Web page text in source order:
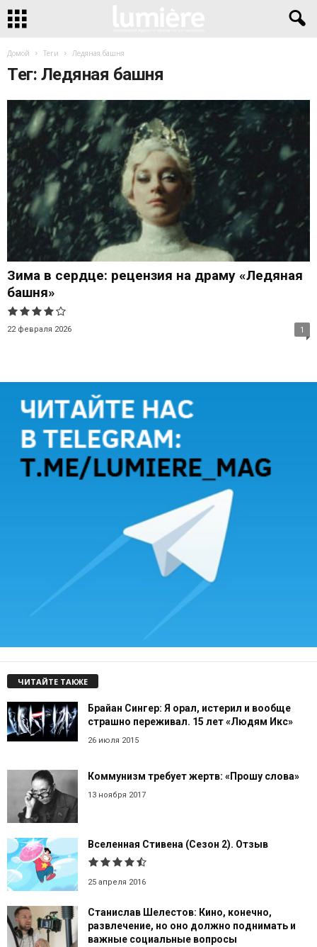
Домой Теги Ледяная башня
Тег: Ледяная башня
Зима в сердце: рецензия на драму «Ледяная
башня»
22 февраля 2026 1
ЧИТАЙТЕ ТАКЖЕ
Брайан Сингер: Я орал, истерил и вообще
страшно переживал. 15 лет «Людям Икс»
26 июля 2015
Коммунизм требует жертв: «Прошу слова»
13 ноября 2017
Вселенная Стивена (Сезон 2). Отзыв
25 апреля 2016
Станислав Шелестов: Кино, конечно,
развлечение, но оно должно поднимать и
важные социальные вопросы